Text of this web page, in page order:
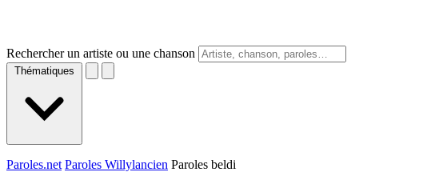
Rechercher un artiste ou une chanson
Thématiques
Paroles.net Paroles Willylancien Paroles beldi